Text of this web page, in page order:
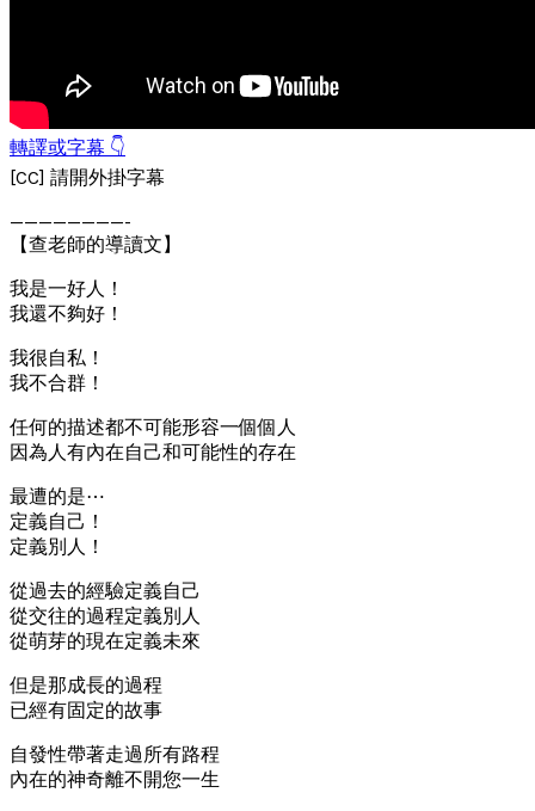
轉譯或字幕 👇
[CC] 請開外掛字幕
————————-
【查老師的導讀文】
我是一好人！
我還不夠好！
我很自私！
我不合群！
任何的描述都不可能形容一個個人
因為人有內在自己和可能性的存在
最遭的是⋯
定義自己！
定義別人！
從過去的經驗定義自己
從交往的過程定義別人
從萌芽的現在定義未來
但是那成長的過程
已經有固定的故事
自發性帶著走過所有路程
內在的神奇離不開您一生